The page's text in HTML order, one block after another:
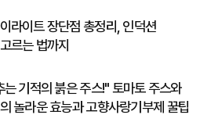
라이트 장단점 총정리, 인덕션
르는 법까지
는 기적의 붉은 주스!" 토마토 주스와
놀라운 효능과 고향사랑기부제 꿀팁